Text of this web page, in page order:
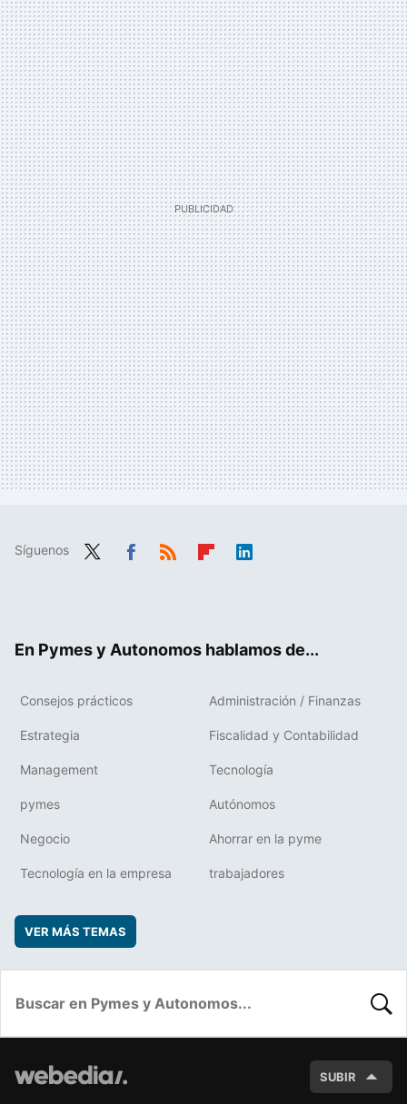
Síguenos
En Pymes y Autonomos hablamos de...
Consejos prácticos Administración / Finanzas
Estrategia Fiscalidad y Contabilidad
Management Tecnología
pymes Autónomos
Negocio Ahorrar en la pyme
Tecnología en la empresa trabajadores
VER MÁS TEMAS
SUBIR